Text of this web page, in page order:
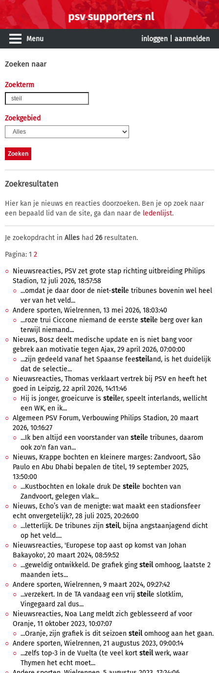
Menu inloggen aanmelden
Zoeken naar
Zoekterm
Zoekgebied
Zoekresultaten
Hier kan je nieuws en reacties doorzoeken. Ben je op zoek naar
een bepaald lid van de site, ga dan naar de ledenlijst.
Je zoekopdracht in Alles had 26resultaten.
Pagina: 1 2
Nieuwsreacties, PSV zet grote stap richting uitbreiding Philips
Stadion, 12 juli 2026, 18:57:58
...omdat je daar door de niet-steile tribunes bovenin wel heel
ver van het veld...
Andere sporten, Wielrennen, 13 mei 2026, 18:03:40
...roze trui Ciccone niemand de eerste steile berg over kan
terwijl niemand...
Nieuws, Bosz deelt medische update en is niet bang voor
gebrek aan motivatie tegen Ajax, 29 april 2026, 07:00:00
...zijn gedeeld vanaf het Spaanse feesteiland, is het duidelijk
dat de selectie...
Nieuwsreacties, Thomas verklaart vertrek bij PSV en heeft het
goed in Leipzig, 22 april 2026, 14:11:46
Hij is jonger, groeicurve is steiler, speelt interlands, wellicht
een WK, en ik...
Algemeen PSV Forum, Verbouwing Philips Stadion, 20 maart
2026, 10:16:27
...Ik ben altijd een voorstander van steile tribunes, daarom
ook zo'n fan van...
Nieuws, Krappe bochten en kleinere marges: Zandvoort, São
Paulo en Abu Dhabi bepalen de titel, 19 september 2025,
13:50:00
...Kustbochten en lokale druk De steile bochten van
Zandvoort, gelegen vlak...
Nieuws, Echo’s van de menigte: wat maakt een stadionsfeer
echt onvergetelijk?, 28 juli 2025, 20:26:00
...letterlijk. De tribunes zijn steil, bijna angstaanjagend dicht
op het veld....
Nieuwsreacties, 'Europese top aast op komst van Johan
Bakayoko', 20 maart 2024, 08:59:52
...geweldig ontwikkeld. De grafiek gingsteilomhoog, laatste 2
maanden iets...
Andere sporten, Wielrennen, 9 maart 2024, 09:27:42
...verzekert. In de TA vandaag een vrij steile slotklim,
Vingegaard zal dus...
Nieuwsreacties, Noa Lang meldt zich geblesseerd af voor
Oranje, 11 oktober 2023, 10:07:07
...Oranje, zijn grafiek is dit seizoen steilomhoog aan het gaan.
Andere sporten, Wielrennen, 21 augustus 2023, 09:00:14
...zelfs top-3 in de Vuelta (te veel kort steilwerk, waar
Thymen het echt moet...